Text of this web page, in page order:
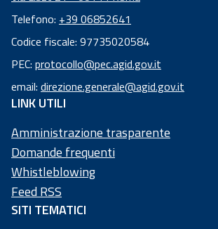
Telefono: +39 06852641
Codice fiscale: 97735020584
Codice
fiscale:
97
73
50
20
58
4
PEC: protocollo@pec.agid.gov.it
email: direzione.generale@agid.gov.it
LINK UTILI
Amministrazione trasparente
Domande frequenti
Whistleblowing
Feed RSS
SITI TEMATICI